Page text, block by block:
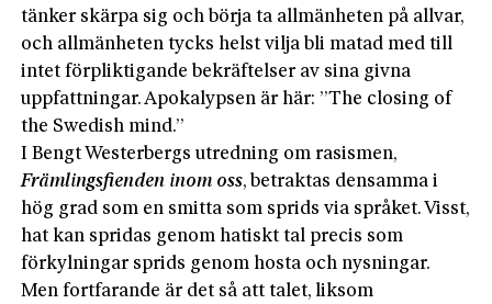
tänker skärpa sig och börja ta allmänheten på allvar,
och allmänheten tycks helst vilja bli matad med till
intet förpliktigande bekräftelser av sina givna
uppfattningar. Apokalypsen är här: ”The closing of
the Swedish mind.”
I Bengt Westerbergs utredning om rasismen,
Främlingsfienden inom oss, betraktas densamma i
hög grad som en smitta som sprids via språket. Visst,
hat kan spridas genom hatiskt tal precis som
förkylningar sprids genom hosta och nysningar.
Men fortfarande är det så att talet, liksom